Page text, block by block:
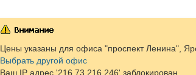
Цены указаны для офиса "проспект Ленина",
Выбрать другой офис
Ваш IP адрес '216.73.216.246' заблокирован.